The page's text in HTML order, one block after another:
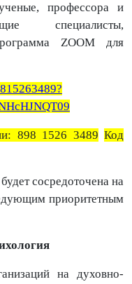
профессора и
специалисты,
ZOOM для
898 1526 3489 Код
сосредоточена на
приоритетным
на духовно-